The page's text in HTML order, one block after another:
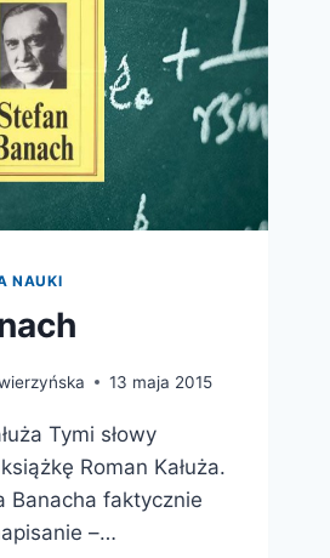
NAUKI
13 maja 2015
Tymi słowy
Roman Kałuża.
Banacha faktycznie
–…